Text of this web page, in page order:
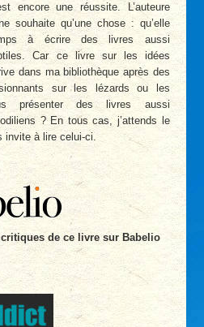
encore une réussite. L’auteure
souhaite qu’une chose : qu’elle
à écrire des livres aussi
Car ce livre sur les idées
dans ma bibliothèque après des
sur les lézards ou les
présenter des livres aussi
? En tous cas, j’attends le
invite à lire celui-ci.
critiques de ce livre sur Babelio